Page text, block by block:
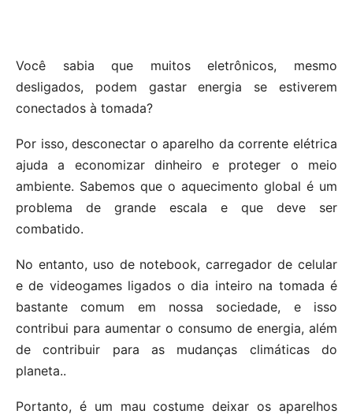
Você sabia que muitos eletrônicos, mesmo
desligados, podem gastar energia se estiverem
conectados à tomada?
Por isso, desconectar o aparelho da corrente elétrica
ajuda a economizar dinheiro e proteger o meio
ambiente. Sabemos que o aquecimento global é um
problema de grande escala e que deve ser
combatido.
No entanto, uso de notebook, carregador de celular
e de videogames ligados o dia inteiro na tomada é
bastante comum em nossa sociedade, e isso
contribui para aumentar o consumo de energia, além
de contribuir para as mudanças climáticas do
planeta..
Portanto, é um mau costume deixar os aparelhos